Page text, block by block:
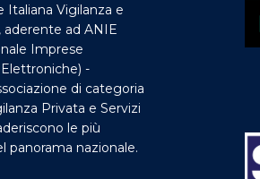
Italiana Vigilanza e
aderente ad ANIE
Imprese
-
di categoria
Privata e Servizi
le più
panorama nazionale.